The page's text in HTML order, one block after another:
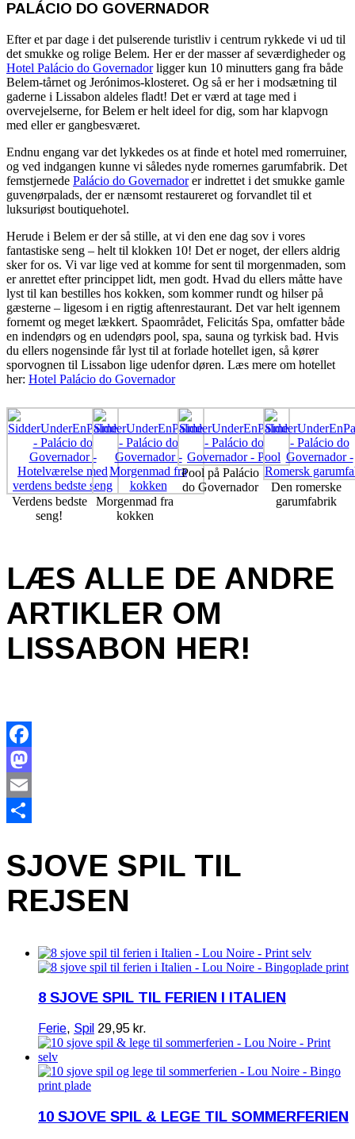
PALÁCIO DO GOVERNADOR
Efter et par dage i det pulserende turistliv i centrum rykkede vi ud til
det smukke og rolige Belem. Her er der masser af seværdigheder og
Hotel Palácio do Governadorligger kun 10 minutters gang fra både
Belem-tårnet og Jerónimos-klosteret. Og så er her i modsætning til
gaderne i Lissabon aldeles fladt! Det er værd at tage med i
overvejelserne, for Belem er helt ideel for dig, som har klapvogn
med eller er gangbesværet.
Endnu engang var det lykkedes os at finde et hotel med romerruiner,
og ved indgangen kunne vi således nyde romernes garumfabrik. Det
femstjernede Palácio do Governadorer indrettet i det smukke gamle
guvenørpalads, der er nænsomt restaureret og forvandlet til et
luksuriøst boutiquehotel.
Herude i Belem er der så stille, at vi den ene dag sov i vores
fantastiske seng – helt til klokken 10! Det er noget, der ellers aldrig
sker for os. Vi var lige ved at komme for sent til morgenmaden, som
er anrettet efter princippet lidt, men godt. Hvad du ellers måtte have
lyst til kan bestilles hos kokken, som kommer rundt og hilser på
gæsterne – ligesom i en rigtig aftenrestaurant. Det var helt igennem
fornemt og meget lækkert. Spaområdet, Felicitás Spa, omfatter både
en indendørs og en udendørs pool, spa, sauna og tyrkisk bad. Hvis
du ellers nogensinde får lyst til at forlade hotellet igen, så kører
sporvognen til Lissabon lige udenfor døren. Læs mere om hotellet
her: Hotel Palácio do Governador
Verdens bedste
seng!
Morgenmad fra
kokken
Pool på Palácio
do Governador
Den romerske
garumfabrik
LÆS ALLE DE ANDRE
ARTIKLER OM
LISSABON HER!
Facebook
Mastodon
Email
SJOVE SPIL TIL
REJSEN
8 SJOVE SPIL TIL FERIEN I ITALIEN
Ferie, Spil 29,95 kr.
10 SJOVE SPIL & LEGE TIL SOMMERFERIEN